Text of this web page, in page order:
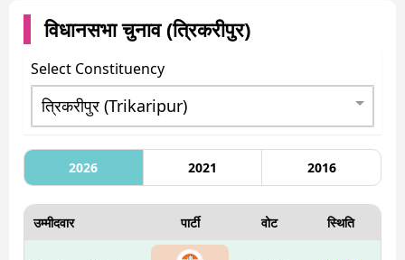
विधानसभा चुनाव (त्रिकरीपुर)
Select Constituency
2026 2021 2016
उम्मीदवार पार्टी वोट स्थिति